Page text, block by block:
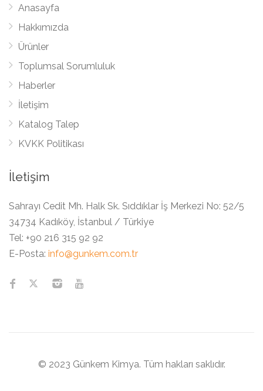
Anasayfa
Hakkımızda
Ürünler
Toplumsal Sorumluluk
Haberler
İletişim
Katalog Talep
KVKK Politikası
İletişim
Sahrayı Cedit Mh. Halk Sk. Sıddıklar İş Merkezi No: 52/5
34734 Kadıköy, İstanbul / Türkiye
Tel: +90 216 315 92 92
E-Posta: info@gunkem.com.tr
© 2023 Günkem Kimya. Tüm hakları saklıdır.